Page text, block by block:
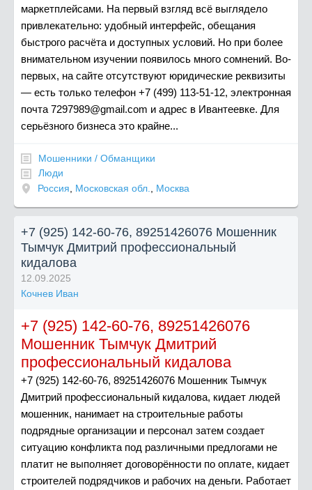
маркетплейсами. На первый взгляд всё выглядело
привлекательно: удобный интерфейс, обещания
быстрого расчёта и доступных условий. Но при более
внимательном изучении появилось много сомнений. Во-
первых, на сайте отсутствуют юридические реквизиты
— есть только телефон +7 (499) 113-51-12, электронная
почта 7297989@gmail.com и адрес в Ивантеевке. Для
серьёзного бизнеса это крайне...
Мошенники / Обманщики
Люди
Россия
Московская обл. Москва
+7 (925) 142-60-76, 89251426076 Мошенник
Тымчук Дмитрий профессиональный
кидалова
12.09.2025
Кочнев Иван
+7 (925) 142-60-76, 89251426076
Мошенник Тымчук Дмитрий
профессиональный кидалова
+7 (925) 142-60-76, 89251426076 Мошенник Тымчук
Дмитрий профессиональный кидалова, кидает людей
мошенник, нанимает на строительные работы
подрядные организации и персонал затем создает
ситуацию конфликта под различными предлогами не
платит не выполняет договорённости по оплате, кидает
строителей подрядчиков и рабочих на деньги. Работает